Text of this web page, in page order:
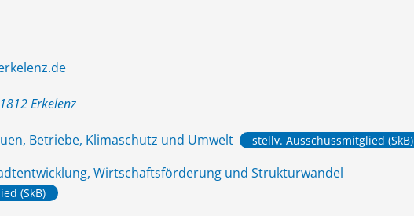
Erkelenz
Betriebe, Klimaschutz und Umwelt
stellv. Ausschussmitglied (SkB)
Wirtschaftsförderung und Strukturwandel
(SkB)